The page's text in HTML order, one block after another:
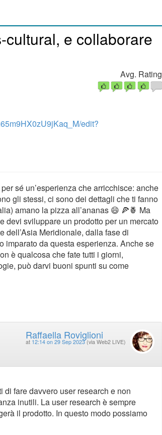
e collaborare
edit?
Avg. Rating
sé un’esperienza che arricchisce: anche
gli stessi, ci sono dei dettagli che ti fanno
amano la pizza all’ananas 😄 🍕🍍 Ma
devi sviluppare un prodotto per un mercato
dell’Asia Meridionale, dalla fase di
imparato da questa esperienza. Anche se
è qualcosa che fate tutti i giorni,
può darvi buoni spunti su come
Raffaella Roviglioni
at 12:14 on 29 Sep 2023 (via Web2 LIVE)
fare davvero user research e non
inutili. La user research è sempre
il prodotto. In questo modo possiamo